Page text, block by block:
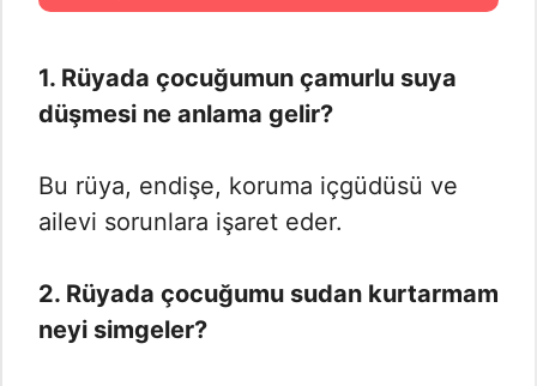
1. Rüyada çocuğumun çamurlu suya
düşmesi ne anlama gelir?
Bu rüya, endişe, koruma içgüdüsü ve
ailevi sorunlara işaret eder.
2. Rüyada çocuğumu sudan kurtarmam
neyi simgeler?